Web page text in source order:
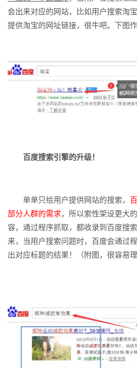
会出来对应的网站，比如用户搜索淘
提供淘宝的网址链接，很牛吧。下图作
百度搜索引擎的升级！
单单只给用户提供网站的搜索，
部分人群的需求，所以索性架设更大
容，通过程序抓取，都收录到百度搜
来，当用户搜索问题时，百度会通过
出对应标题的结果！（附图，很容易理